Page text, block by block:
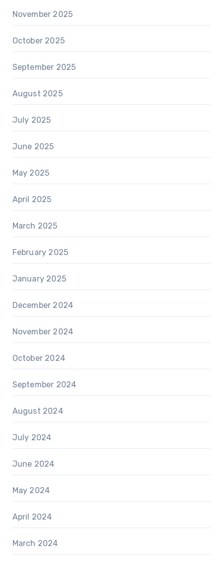
November 2025
October 2025
September 2025
August 2025
July 2025
June 2025
May 2025
April 2025
March 2025
February 2025
January 2025
December 2024
November 2024
October 2024
September 2024
August 2024
July 2024
June 2024
May 2024
April 2024
March 2024